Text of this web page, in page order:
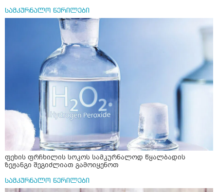
სამკურნალო წერილები
ფეხის ფრჩხილის სოკოს სამკურნალოდ წყალბადის
ზეჟანგი შეგიძლიათ გამოიყენოთ
სამკურნალო წერილები